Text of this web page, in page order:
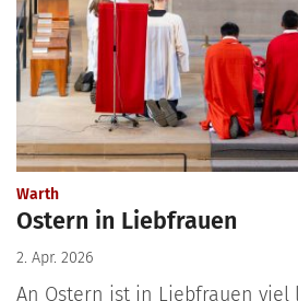
Warth:
Ostern in Liebfrauen
2. Apr. 2026
An Ostern ist in Liebfrauen viel